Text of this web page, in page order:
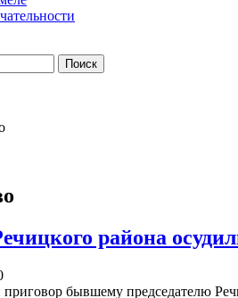
района
бывшему председателю